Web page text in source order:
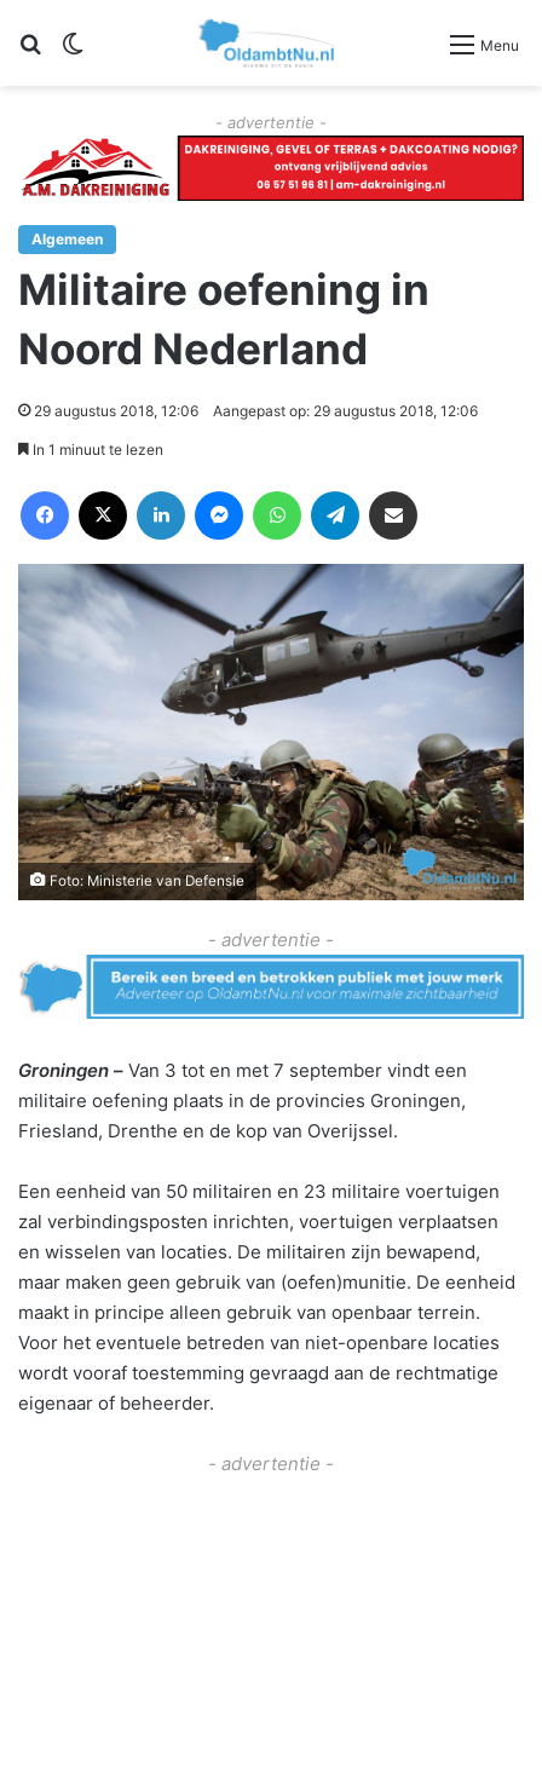
Zoeken Menu
- advertentie -
Algemeen
Militaire oefening in
Noord Nederland
29 augustus 2018, 12:06 Aangepast op: 29 augustus 2018, 12:06
In 1 minuut te lezen
Foto: Ministerie van Defensie
- advertentie -
Groningen – Van 3 tot en met 7 september vindt een
militaire oefening plaats in de provincies Groningen,
Friesland, Drenthe en de kop van Overijssel.
Een eenheid van 50 militairen en 23 militaire voertuigen
zal verbindingsposten inrichten, voertuigen verplaatsen
en wisselen van locaties. De militairen zijn bewapend,
maar maken geen gebruik van (oefen)munitie. De eenheid
maakt in principe alleen gebruik van openbaar terrein.
Voor het eventuele betreden van niet-openbare locaties
wordt vooraf toestemming gevraagd aan de rechtmatige
eigenaar of beheerder.
- advertentie -